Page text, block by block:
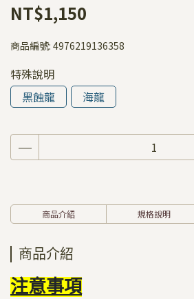
NT$1,150
商品編號: 4976219136358
特殊說明
黑蝕龍
海龍
商品介紹 規格說明
商品介紹
注意事項